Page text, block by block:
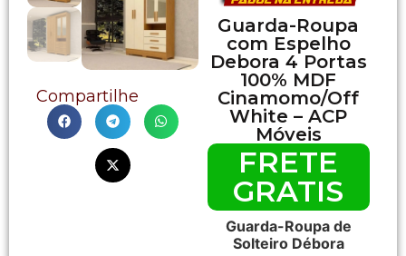
Compartilhe
Guarda-Roupa
com Espelho
Debora 4 Portas
100% MDF
Cinamomo/Off
White – ACP
Móveis
FRETE
GRATIS
Guarda-Roupa de
Solteiro Débora